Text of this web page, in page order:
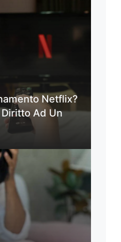
Netflix?
Ad Un